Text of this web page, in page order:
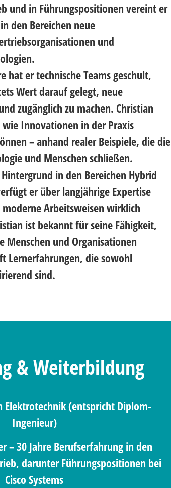
und in Führungspositionen vereint er
den Bereichen neue
und
hat er technische Teams geschult,
Wert darauf gelegt, neue
zugänglich zu machen. Christian
Innovationen in der Praxis
– anhand realer Beispiele, die die
und Menschen schließen.
in den Bereichen Hybrid
er über langjährige Expertise
Arbeitsweisen wirklich
ist bekannt für seine Fähigkeit,
Menschen und Organisationen
Lernerfahrungen, die sowohl
sind.
& Weiterbildung
Elektrotechnik (entspricht Diplom-
Ingenieur)
– 30 Jahre Berufserfahrung in den
darunter Führungspositionen bei
Cisco Systems